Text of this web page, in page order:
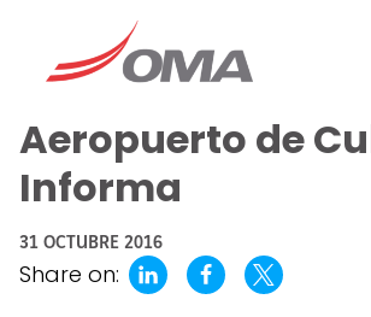
Aeropuerto de
Informa
31 OCTUBRE 2016
Share on: